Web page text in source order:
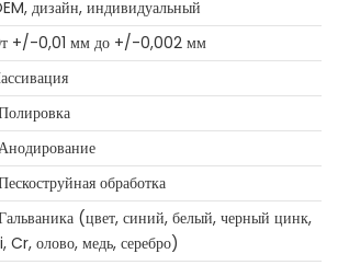
дизайн, индивидуальный
+/-0,01 мм до +/-0,002 мм
обработка
(цвет, синий, белый, черный цинк,
Cr, олово, медь, серебро)